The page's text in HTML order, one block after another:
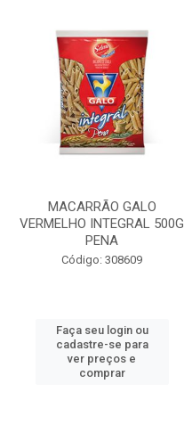
MACARRÃO GALO
VERMELHO INTEGRAL 500G
PENA
Código: 308609
Faça seu login ou
cadastre-se para
ver preços e
comprar